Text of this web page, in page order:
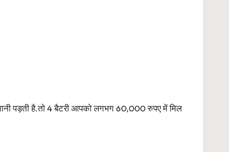
पड़ती है.तो 4 बैटरी आपको लगभग 60,000 रुपए में मिल